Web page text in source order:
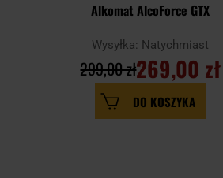
Alkomat AlcoForce GTX
Wysyłka: Natychmiast
269,00 zł
299,00 zł
DO KOSZYKA